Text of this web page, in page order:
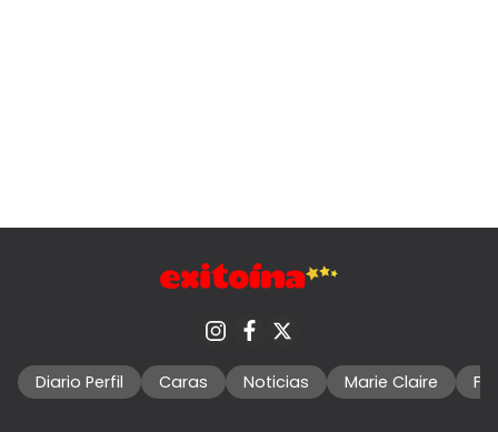
Diario Perfil Caras Noticias Marie Claire